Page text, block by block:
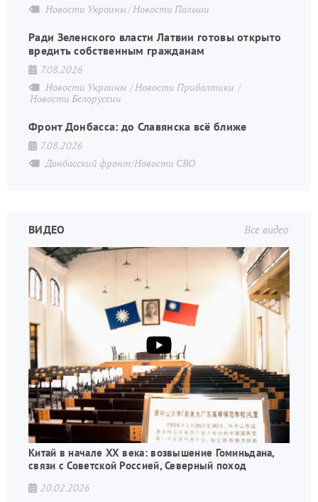
Новости Украины Новости Польши
Ради Зеленского власти Латвии готовы открыто
вредить собственным гражданам
7.08.2026
Новости Украины
Новости Прибалтики
Новости Белоруссии
Фронт Донбасса: до Славянска всё ближе
7.08.2026
Донбасский фронт/Новости СВО
Все видео
ВИДЕО
Китай в начале XX века: возвышение Гоминьдана,
связи с Советской Россией, Северный поход
20.02.2026